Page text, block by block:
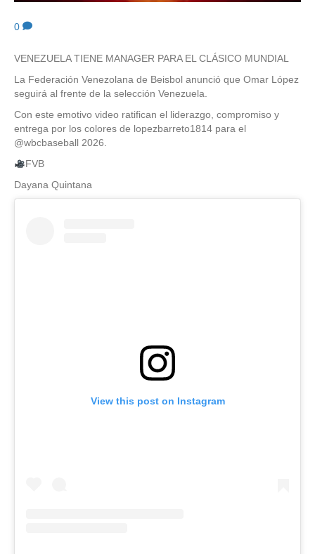
0
VENEZUELA TIENE MANAGER PARA EL CLÁSICO MUNDIAL
La Federación Venezolana de Beisbol anunció que Omar López
seguirá al frente de la selección Venezuela.
Con este emotivo video ratifican el liderazgo, compromiso y
entrega por los colores de lopezbarreto1814 para el
@wbcbaseball 2026.
FVB
Dayana Quintana
View this post on Instagram